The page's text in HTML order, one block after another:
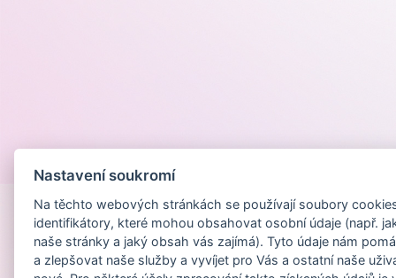
Nastavení soukromí
Na těchto webových stránkách se používají soubory
identifikátory, které mohou obsahovat osobní údaje (např.
naše stránky a jaký obsah vás zajímá). Tyto údaje nám
a zlepšovat naše služby a vyvíjet pro Vás a ostatní naše